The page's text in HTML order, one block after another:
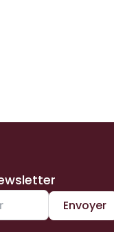
Envoyer